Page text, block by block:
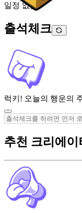
일정 없음
출석체크
럭키! 오늘의 행운의
추천 크리에이